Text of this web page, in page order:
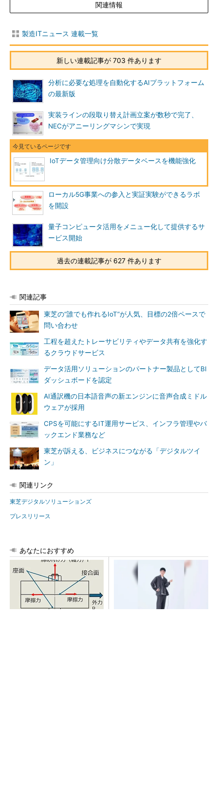
関連情報
製造ITニュース 連載一覧
新しい連載記事が 703 件あります
分析に必要な処理を自動化するAIプラットフォーム
の最新版
実装ラインの段取り替え計画立案が数秒で完了、
NECがアニーリングマシンで実現
IoTデータ管理向け分散データベースを機能強化
ローカル5G事業への参入と実証実験ができるラボ
を開設
量子コンピュータ活用をメニュー化して提供するサ
ービス開始
過去の連載記事が 627 件あります
関連記事
東芝の“誰でも作れるIoT”が人気、目標の2倍ペースで
問い合わせ
工程を超えたトレーサビリティやデータ共有を強化す
るクラウドサービス
データ活用ソリューションのパートナー製品としてBI
ダッシュボードを認定
AI通訳機の日本語音声の新エンジンに音声合成ミドル
ウェアが採用
CPSを可能にするIT運用サービス、インフラ管理やバ
ックエンド業務など
東芝が訴える、ビジネスにつながる「デジタルツイ
ン」
関連リンク
東芝デジタルソリューションズ
プレスリリース
あなたにおすすめ